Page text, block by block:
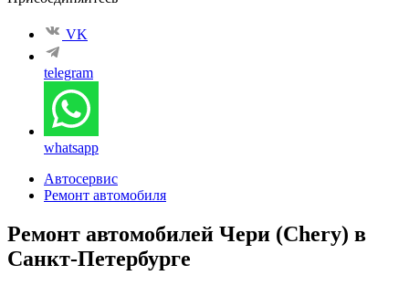
VK
telegram
whatsapp
Автосервис
Ремонт автомобиля
Ремонт автомобилей Чери (Chery) в
Санкт-Петербурге